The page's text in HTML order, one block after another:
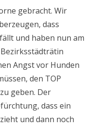
gebracht. Wir
dass
und haben nun am
Angst vor Hunden
den TOP
geben. Der
dass ein
und dann noch